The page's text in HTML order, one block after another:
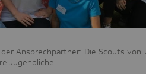
Ansprechpartner: Die Scouts von
Jugendliche.